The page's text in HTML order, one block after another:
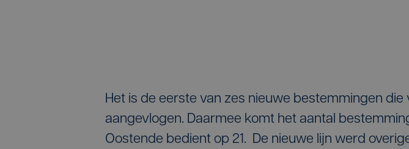
Het is de eerste van zes nieuwe bestemmingen
aangevlogen. Daarmee komt het aantal
Oostende bedient op 21. De nieuwe lijn werd